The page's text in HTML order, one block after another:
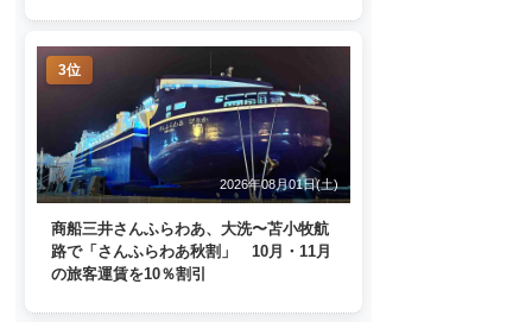
3位
2026年08月01日(土)
商船三井さんふらわあ、大洗〜苫小牧航
路で「さんふらわあ秋割」 10月・11月
の旅客運賃を10％割引